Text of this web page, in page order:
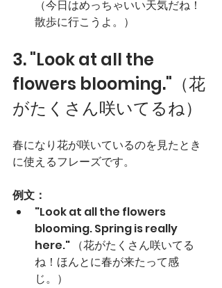
（今日はめっちゃいい天気だね！
散歩に行こうよ。）
3. "Look at all the
flowers blooming."（花
がたくさん咲いてるね）
春になり花が咲いているのを見たとき
に使えるフレーズです。
例文：
"Look at all the flowers
blooming. Spring is really
here." （花がたくさん咲いてる
ね！ほんとに春が来たって感
じ。）